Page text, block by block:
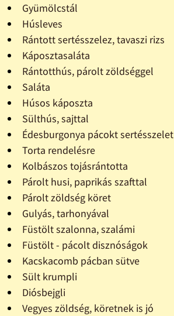
Gyümölcstál
Húsleves
Rántott sertésszelez, tavaszi rizs
Káposztasaláta
Rántotthús, párolt zöldséggel
Saláta
Húsos káposzta
Sülthús, sajttal
Édesburgonya pácokt sertésszelet
Torta rendelésre
Kolbászos tojásrántotta
Párolt husi, paprikás szafttal
Párolt zöldség köret
Gulyás, tarhonyával
Füstölt szalonna, szalámi
Füstölt - pácolt disznóságok
Kacskacomb pácban sütve
Sült krumpli
Diósbejgli
Vegyes zöldség, köretnek is jó